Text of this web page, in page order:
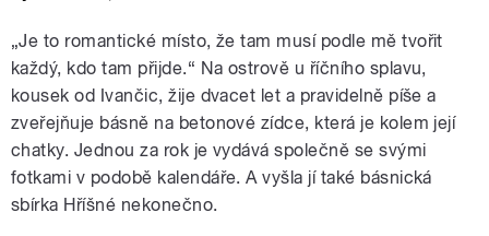
„Je to romantické místo, že tam musí podle mě tvořit
každý, kdo tam přijde.“ Na ostrově u říčního splavu,
kousek od Ivančic, žije dvacet let a pravidelně píše a
zveřejňuje básně na betonové zídce, která je kolem její
chatky. Jednou za rok je vydává společně se svými
fotkami v podobě kalendáře. A vyšla jí také básnická
sbírka Hříšné nekonečno.